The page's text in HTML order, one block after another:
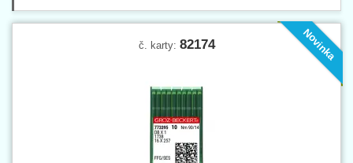
Novinka
č. karty: 82174